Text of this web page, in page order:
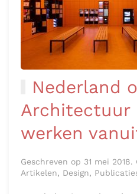
Nederland
Architectuur
werken
Geschreven op 31 mei
Artikelen, Design,